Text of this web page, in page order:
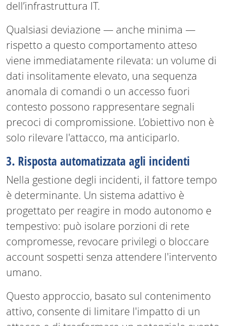
dell’infrastruttura IT.
Qualsiasi deviazione — anche minima —
rispetto a questo comportamento atteso
viene immediatamente rilevata: un volume di
dati insolitamente elevato, una sequenza
anomala di comandi o un accesso fuori
contesto possono rappresentare segnali
precoci di compromissione. L’obiettivo non è
solo rilevare l'attacco, ma anticiparlo.
3. Risposta automatizzata agli incidenti
Nella gestione degli incidenti, il fattore tempo
è determinante. Un sistema adattivo è
progettato per reagire in modo autonomo e
tempestivo: può isolare porzioni di rete
compromesse, revocare privilegi o bloccare
account sospetti senza attendere l'intervento
umano.
Questo approccio, basato sul contenimento
attivo, consente di limitare l'impatto di un